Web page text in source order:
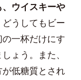
ウイスキーや
どうしてもビー
一杯だけにす
ょう。また、
低糖質とされ